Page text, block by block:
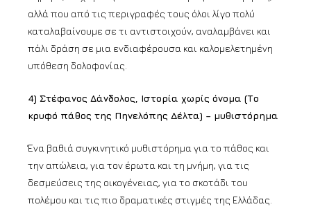
αλλά που από τις περιγραφές τους όλοι λίγο πολύ
καταλαβαίνουμε σε τι αντιστοιχούν, αναλαμβάνει και
πάλι δράση σε μια ενδιαφέρουσα και καλομελετημένη
υπόθεση δολοφονίας.
4) Στέφανος Δάνδολος, Ιστορία χωρίς όνομα (Το
κρυφό πάθος της Πηνελόπης Δέλτα) – μυθιστόρημα
Ένα βαθιά συγκινητικό μυθιστόρημα για το πάθος και
την απώλεια, για τον έρωτα και τη μνήμη, για τις
δεσμεύσεις της οικογένειας, για το σκοτάδι του
πολέμου και τις πιο δραματικές στιγμές της Ελλάδας.